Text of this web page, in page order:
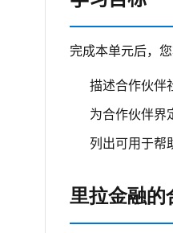
完成本单元后，您
描述合作伙伴
为合作伙伴界
列出可用于帮
里拉金融的